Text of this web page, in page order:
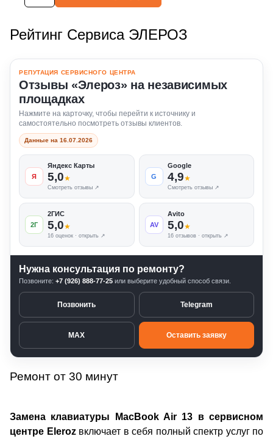
Рейтинг Сервиса ЭЛЕРОЗ
РЕПУТАЦИЯ СЕРВИСНОГО ЦЕНТРА
Отзывы «Элероз» на независимых
площадках
Нажмите на карточку, чтобы перейти к источнику и
самостоятельно посмотреть отзывы клиентов.
Данные на 16.07.2026
Я
Яндекс Карты
5,0★
Смотреть отзывы ↗
G
Google
4,9★
Смотреть отзывы ↗
2Г
2ГИС
5,0★
16 оценок · открыть ↗
AV
Avito
5,0★
16 отзывов · открыть ↗
Нужна консультация по ремонту?
Позвоните: +7 (926) 888-77-25 или выберите удобный способ связи.
Позвонить Telegram
MAX Оставить заявку
Ремонт от 30 минут
Замена клавиатуры MacBook Air 13 в сервисном
центре Elerozвключает в себя полный спектр услуг по